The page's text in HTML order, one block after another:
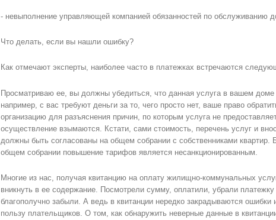
- невыполнение управляющей компанией обязанностей по обслуживанию
Что делать, если вы нашли ошибку?
Как отмечают эксперты, наиболее часто в платежках встречаются
Просматриваю ее, вы должны убедиться, что данная услуга в вашем доме
например, с вас требуют деньги за то, чего просто нет, ваше право
организацию для разъяснения причин, по которым услуга не
осуществление взымаются. Кстати, сами стоимость, перечень услуг и
должны быть согласованы на общем собрании с собственниками квартир.
общем собрании повышение тарифов является несанкционированным.
Многие из нас, получая квитанцию на оплату жилищно-коммунальных
вникнуть в ее содержание. Посмотрели сумму, оплатили, убрали
благополучно забыли. А ведь в квитанции нередко закрадываются ошибки
пользу плательщиков. О том, как обнаружить неверные данные в